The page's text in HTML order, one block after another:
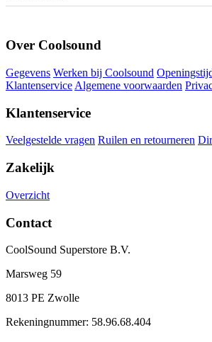
Over Coolsound
Gegevens Werken bij Coolsound
Klantenservice Algemene voorwaarden
Klantenservice
Veelgestelde vragen Ruilen en retourneren
Zakelijk
Overzicht
Contact
CoolSound Superstore B.V.
Marsweg 59
8013 PE Zwolle
Rekeningnummer: 58.96.68.404